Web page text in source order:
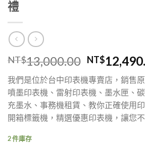
禮
NT$13,000.00 原
始
價
格：
NT$
我們是位於台中印表機專賣店，銷售
噴墨印表機、雷射印表機、墨水匣、
充墨水、事務機租賃、教你正確使用
開箱標籤機，精選優惠印表機，讓您
2 件庫存